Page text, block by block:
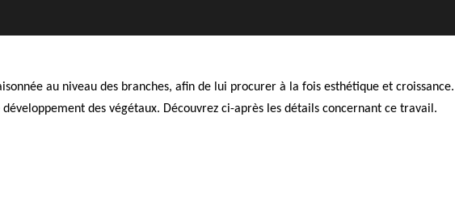
au niveau des branches, afin de lui procurer à la fois esthétique et croissance.
des végétaux. Découvrez ci-après les détails concernant ce travail.